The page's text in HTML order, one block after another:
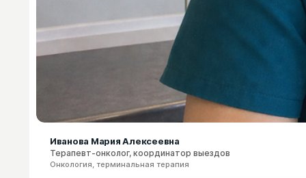
Иванова Мария Алексеевна
Терапевт-онколог, координатор выездов
Онкология, терминальная терапия